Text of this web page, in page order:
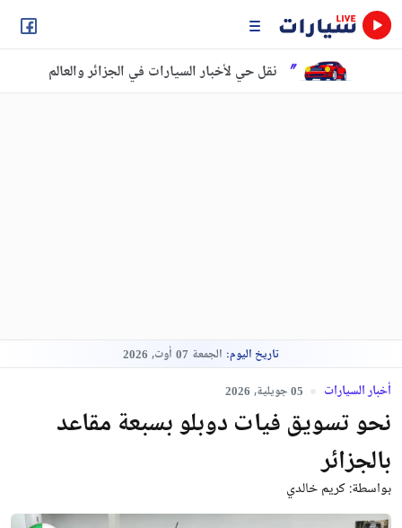
نقل حي لأخبار السيارات في الجزائر والعالم
تاريخ اليوم: الجمعة 07 أوت, 2026
أخبار السيارات 05 جويلية, 2026
نحو تسويق فيات دوبلو بسبعة مقاعد
بالجزائر
بواسطة:كريم خالدي